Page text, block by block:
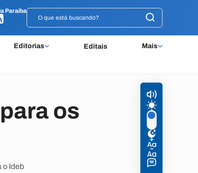
Paraíba
Editorias Editais Mais
Paraíba
os
o Ideb